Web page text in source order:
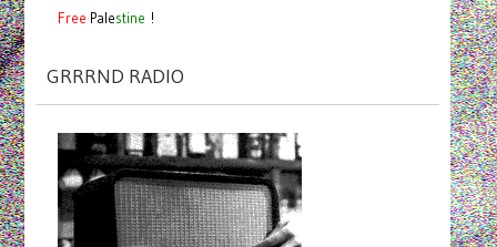
Free Palestine !
GRRRND RADIO